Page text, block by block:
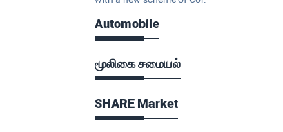
Automobile
மூலிகை சமையல்
SHARE Market